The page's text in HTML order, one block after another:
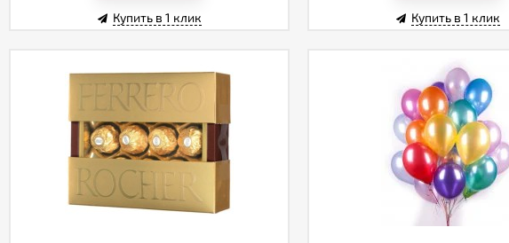
Купить в 1 клик Купить в 1 клик